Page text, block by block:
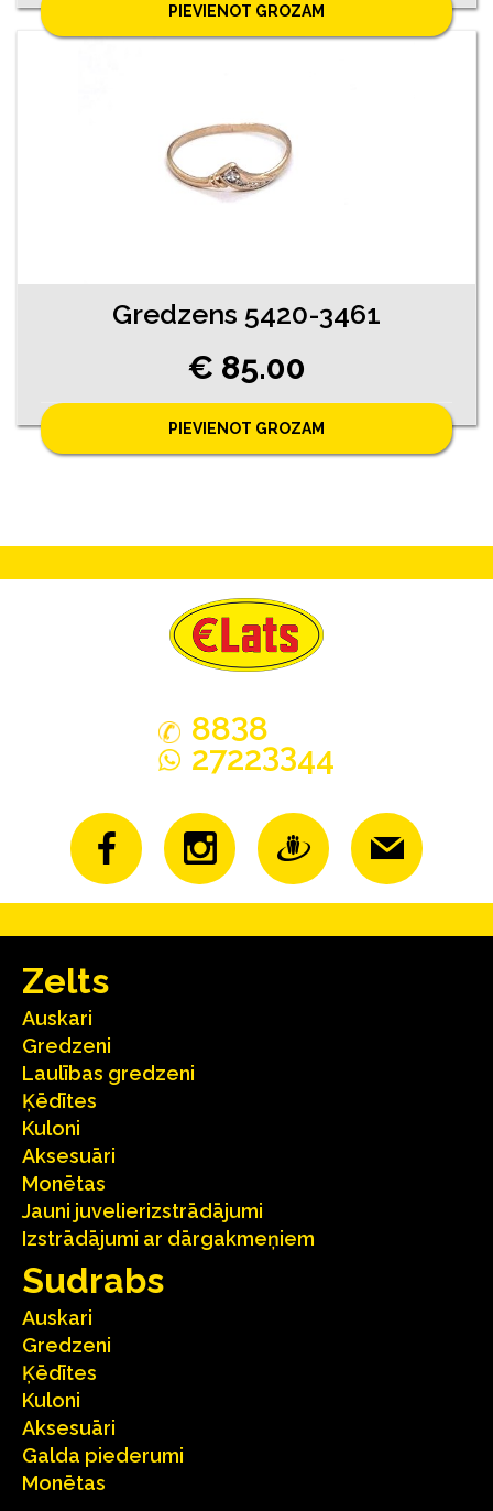
PIEVIENOT GROZAM
Gredzens 5420-3461
€ 85.00
PIEVIENOT GROZAM
8838
27223344
Zelts
Auskari
Gredzeni
Laulības gredzeni
Ķēdītes
Kuloni
Aksesuāri
Monētas
Jauni juvelierizstrādājumi
Izstrādājumi ar dārgakmeņiem
Sudrabs
Auskari
Gredzeni
Ķēdītes
Kuloni
Aksesuāri
Galda piederumi
Monētas